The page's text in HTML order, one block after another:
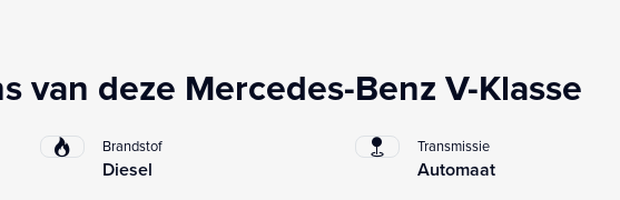
van deze Mercedes-Benz V-Klasse
Brandstof
Diesel
Transmissie
Automaat